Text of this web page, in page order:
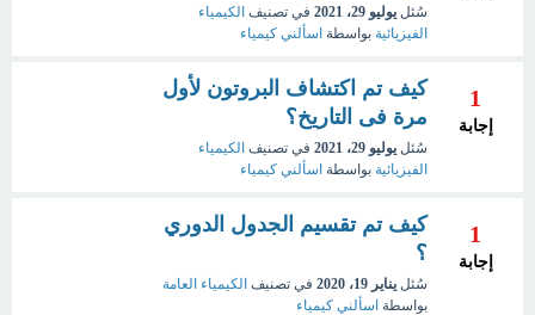
سُئل يوليو 29، 2021 في تصنيف الكيمياء
الفيزيائية بواسطة اسألني كيمياء
1
إجابة
كيف تم اكتشاف البروتون لأول
مرة فى التاريخ؟
سُئل يوليو 29، 2021 في تصنيف الكيمياء
الفيزيائية بواسطة اسألني كيمياء
1
إجابة
كيف تم تقسيم الجدول الدوري
؟
سُئل يناير 19، 2020 في تصنيف الكيمياء العامة
بواسطة اسألني كيمياء